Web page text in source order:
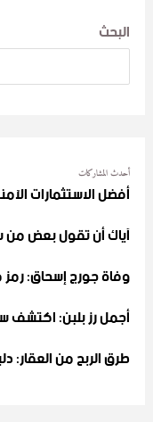
البحث
أحدث المشاركات
أفضل الاستثمارات الآمنة
آياك أن تقول بعض من
وفاة جورج إسحاق:
أجمل رز بلبن:
طرق الربح من العقار: